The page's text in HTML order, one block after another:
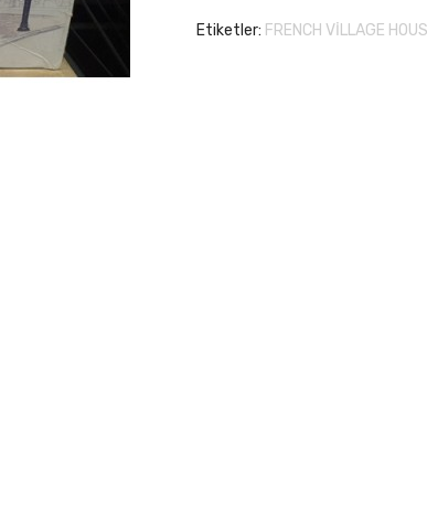
Etiketler: FRENCH VİLLAGE